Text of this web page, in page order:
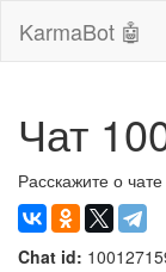
KarmaBot 🤖
Чат
Расскажите о
Chat id: